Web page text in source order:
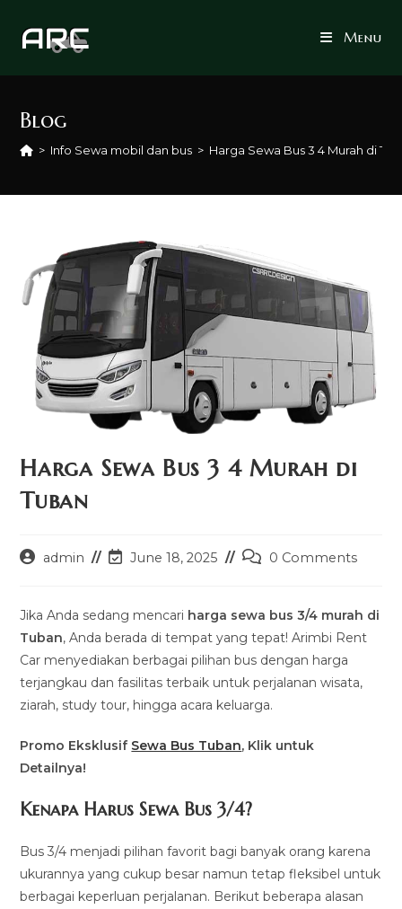
Menu
Blog
> Info Sewa mobil dan bus > Harga Sewa Bus 3 4 Murah di
Harga Sewa Bus 3 4 Murah di
Tuban
Postadmin
PostJune 18, 2025
Post0 Comments
Jika Anda sedang mencari harga sewa bus 3/4 murah di
Tuban, Anda berada di tempat yang tepat! Arimbi Rent
Car menyediakan berbagai pilihan bus dengan harga
terjangkau dan fasilitas terbaik untuk perjalanan wisata,
ziarah, study tour, hingga acara keluarga.
Promo Eksklusif Sewa Bus Tuban, Klik untuk
Detailnya!
Kenapa Harus Sewa Bus 3/4?
Bus 3/4 menjadi pilihan favorit bagi banyak orang karena
ukurannya yang cukup besar namun tetap fleksibel untuk
berbagai keperluan perjalanan. Berikut beberapa alasan